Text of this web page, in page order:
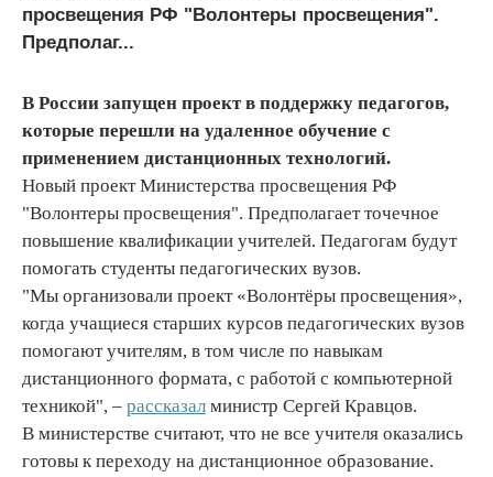
просвещения РФ "Волонтеры просвещения".
Предполаг...
В России запущен проект в поддержку педагогов,
которые перешли на удаленное обучение с
применением дистанционных технологий.
Новый проект Министерства просвещения РФ
"Волонтеры просвещения". Предполагает точечное
повышение квалификации учителей. Педагогам будут
помогать студенты педагогических вузов.
"Мы организовали проект «Волонтёры просвещения»,
когда учащиеся старших курсов педагогических вузов
помогают учителям, в том числе по навыкам
дистанционного формата, с работой с компьютерной
техникой", – рассказал министр Сергей Кравцов.
В министерстве считают, что не все учителя оказались
готовы к переходу на дистанционное образование.